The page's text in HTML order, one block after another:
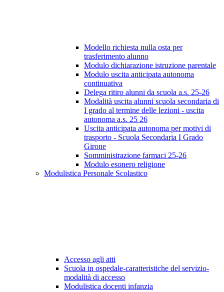
Modello richiesta nulla osta per
trasferimento alunno
Modulo dichiarazione istruzione parentale
Modulo uscita anticipata autonoma
continuativa
Delega ritiro alunni da scuola a.s. 25-26
Modalità uscita alunni scuola secondaria di
I grado al termine delle lezioni - uscita
autonoma a.s. 25 26
Uscita anticipata autonoma per motivi di
trasporto - Scuola Secondaria I Grado
Girone
Somministrazione farmaci 25-26
Modulo esonero religione
Modulistica Personale Scolastico
Accesso agli atti
Scuola in ospedale-caratteristiche del servizio-
modalità di accesso
Modulistica docenti infanzia